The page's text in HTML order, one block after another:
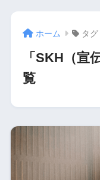
ホーム タグ
「SKH（宣
覧